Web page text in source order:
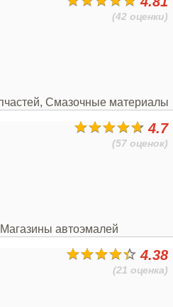
(42 оценки)
Смазочные материалы
4.7
(57 оценок)
автоэмалей
4.38
(21 оценка)